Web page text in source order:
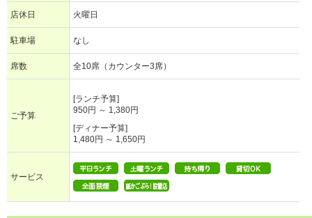
店休日 火曜日
駐車場 なし
席数 全10席（カウンター3席）
ご予算
[ランチ予算]
950円 ～ 1,380円
[ディナー予算]
1,480円 ～ 1,650円
サービス